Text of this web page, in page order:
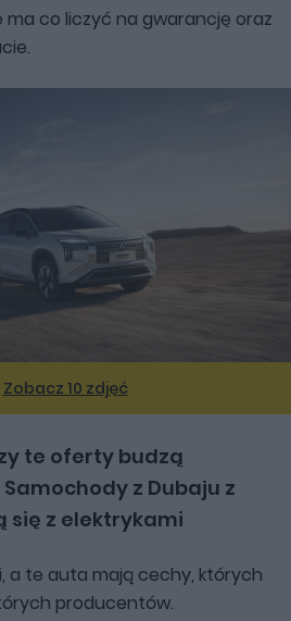
ma co liczyć na gwarancję oraz
Zobacz 10 zdjęć
te oferty budzą
z Dubaju z
się z elektrykami
a te auta mają cechy, których
producentów.